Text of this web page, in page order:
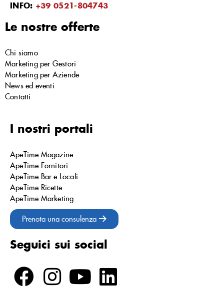
INFO: +39 0521-804743
Le nostre offerte
Chi siamo
Marketing per Gestori
Marketing per Aziende
News ed eventi
Contatti
I nostri portali
ApeTime Magazine
ApeTime Fornitori
ApeTime Bar e Locali
ApeTime Ricette
ApeTime Marketing
Prenota una consulenza
Seguici sui social